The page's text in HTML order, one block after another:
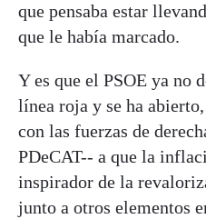
que pensaba estar
que le había marcado.
Y es que el PSOE ya no
línea roja y se ha
con las fuerzas de
PDeCAT-- a que la
inspirador de la
junto a otros elementos